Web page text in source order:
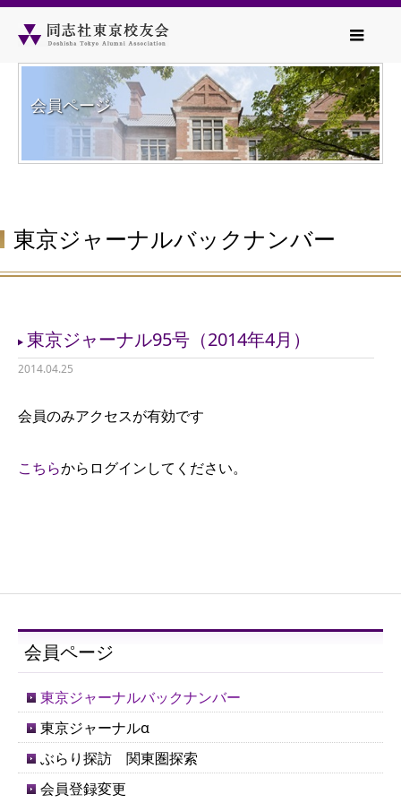
会員ページ
東京ジャーナルバックナンバー
東京ジャーナル95号（2014年4月）
2014.04.25
会員のみアクセスが有効です
こちらからログインしてください。
会員ページ
東京ジャーナルバックナンバー
東京ジャーナルα
ぶらり探訪 関東圏探索
会員登録変更